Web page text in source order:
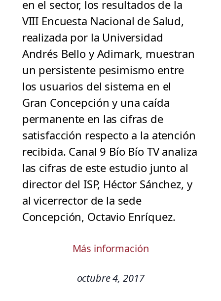
en el sector, los resultados de la
VIII Encuesta Nacional de Salud,
realizada por la Universidad
Andrés Bello y Adimark, muestran
un persistente pesimismo entre
los usuarios del sistema en el
Gran Concepción y una caída
permanente en las cifras de
satisfacción respecto a la atención
recibida. Canal 9 Bío Bío TV analiza
las cifras de este estudio junto al
director del ISP, Héctor Sánchez, y
al vicerrector de la sede
Concepción, Octavio Enríquez.
Más información
octubre 4, 2017